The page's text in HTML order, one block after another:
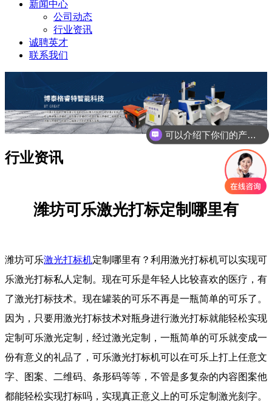
新闻中心
公司动态
行业资讯
诚聘英才
联系我们
行业资讯
潍坊可乐激光打标定制哪里有
潍坊可乐激光打标机定制哪里有？利用激光打标机可以实现可
乐激光打标私人定制。现在可乐是年轻人比较喜欢的医疗，有
了激光打标技术。现在罐装的可乐不再是一瓶简单的可乐了。
因为，只要用激光打标技术对瓶身进行激光打标就能轻松实现
定制可乐激光定制，经过激光定制，一瓶简单的可乐就变成一
份有意义的礼品了，可乐激光打标机可以在可乐上打上任意文
字、图案、二维码、条形码等等，不管是多复杂的内容图案他
都能轻松实现打标吗，实现真正意义上的可乐定制激光刻字。
可以介绍下你们的产品么
你们是怎么收费的呢